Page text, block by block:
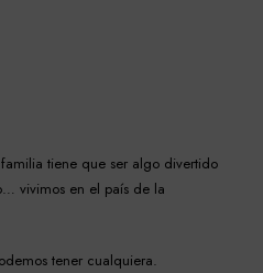
tiene que ser algo divertido
vivimos en el país de la
tener cualquiera.